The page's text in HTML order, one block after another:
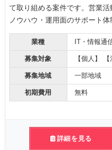
て取り組める案件です。営業
ノウハウ・運用面のサポート体
業種 IT・情報通
募集対象 【個人】 【
募集地域 一部地域
初期費用 無料
詳細を見る